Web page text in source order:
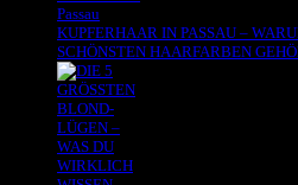
KUPFERHAAR IN PASSAU –
SCHÖNSTEN HAARFARBEN